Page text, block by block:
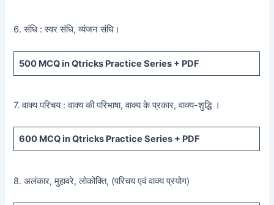
6. संधि : स्वर संधि, व्यंजन संधि।
500 MCQ in Qtricks Practice Series + PDF
7. वाक्य परिचय : वाक्य की परिभाषा, वाक्य के प्रकार, वाक्य-शुद्धि ।
600 MCQ in Qtricks Practice Series + PDF
8. अलंकार, मुहावरे, लोकोक्ति, (परिचय एवं वाक्य प्रयोग)